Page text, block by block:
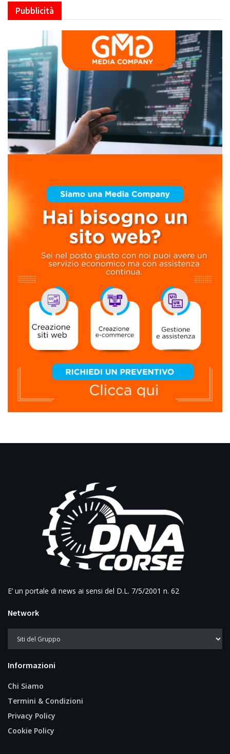
Pubblicità
E’ un portale di news ai sensi del D.L. 7/5/2001 n. 62
Network
Informazioni
Chi Siamo
Termini & Condizioni
Privacy Policy
Cookie Policy